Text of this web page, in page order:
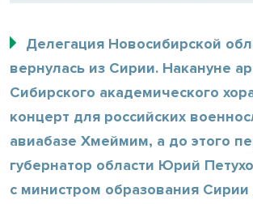
Делегация Новосибирской
вернулась из Сирии. Накануне
Сибирского академического
концерт для российских
авиабазе Хмеймим, а до этого
губернатор области Юрий
с министром образования Сирии